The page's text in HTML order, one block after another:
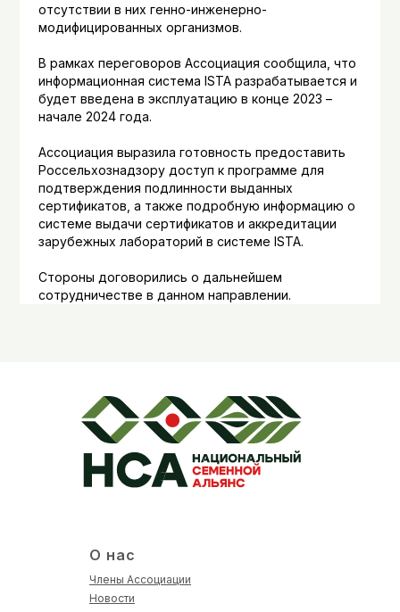
отсутствии в них генно-инженерно-
модифицированных организмов.
В рамках переговоров Ассоциация сообщила, что
информационная система ISTA разрабатывается и
будет введена в эксплуатацию в конце 2023 –
начале 2024 года.
Ассоциация выразила готовность предоставить
Россельхознадзору доступ к программе для
подтверждения подлинности выданных
сертификатов, а также подробную информацию о
системе выдачи сертификатов и аккредитации
зарубежных лабораторий в системе ISTA.
Стороны договорились о дальнейшем
сотрудничестве в данном направлении.
О нас
Члены Ассоциации
Новости